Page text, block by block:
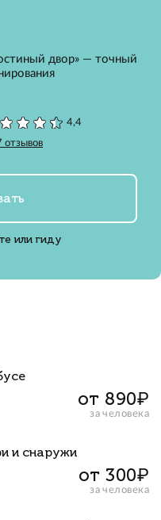
двор» — точный
4,4
отзывов
или гиду
от 890₽
за человека
и снаружи
от 300₽
за человека